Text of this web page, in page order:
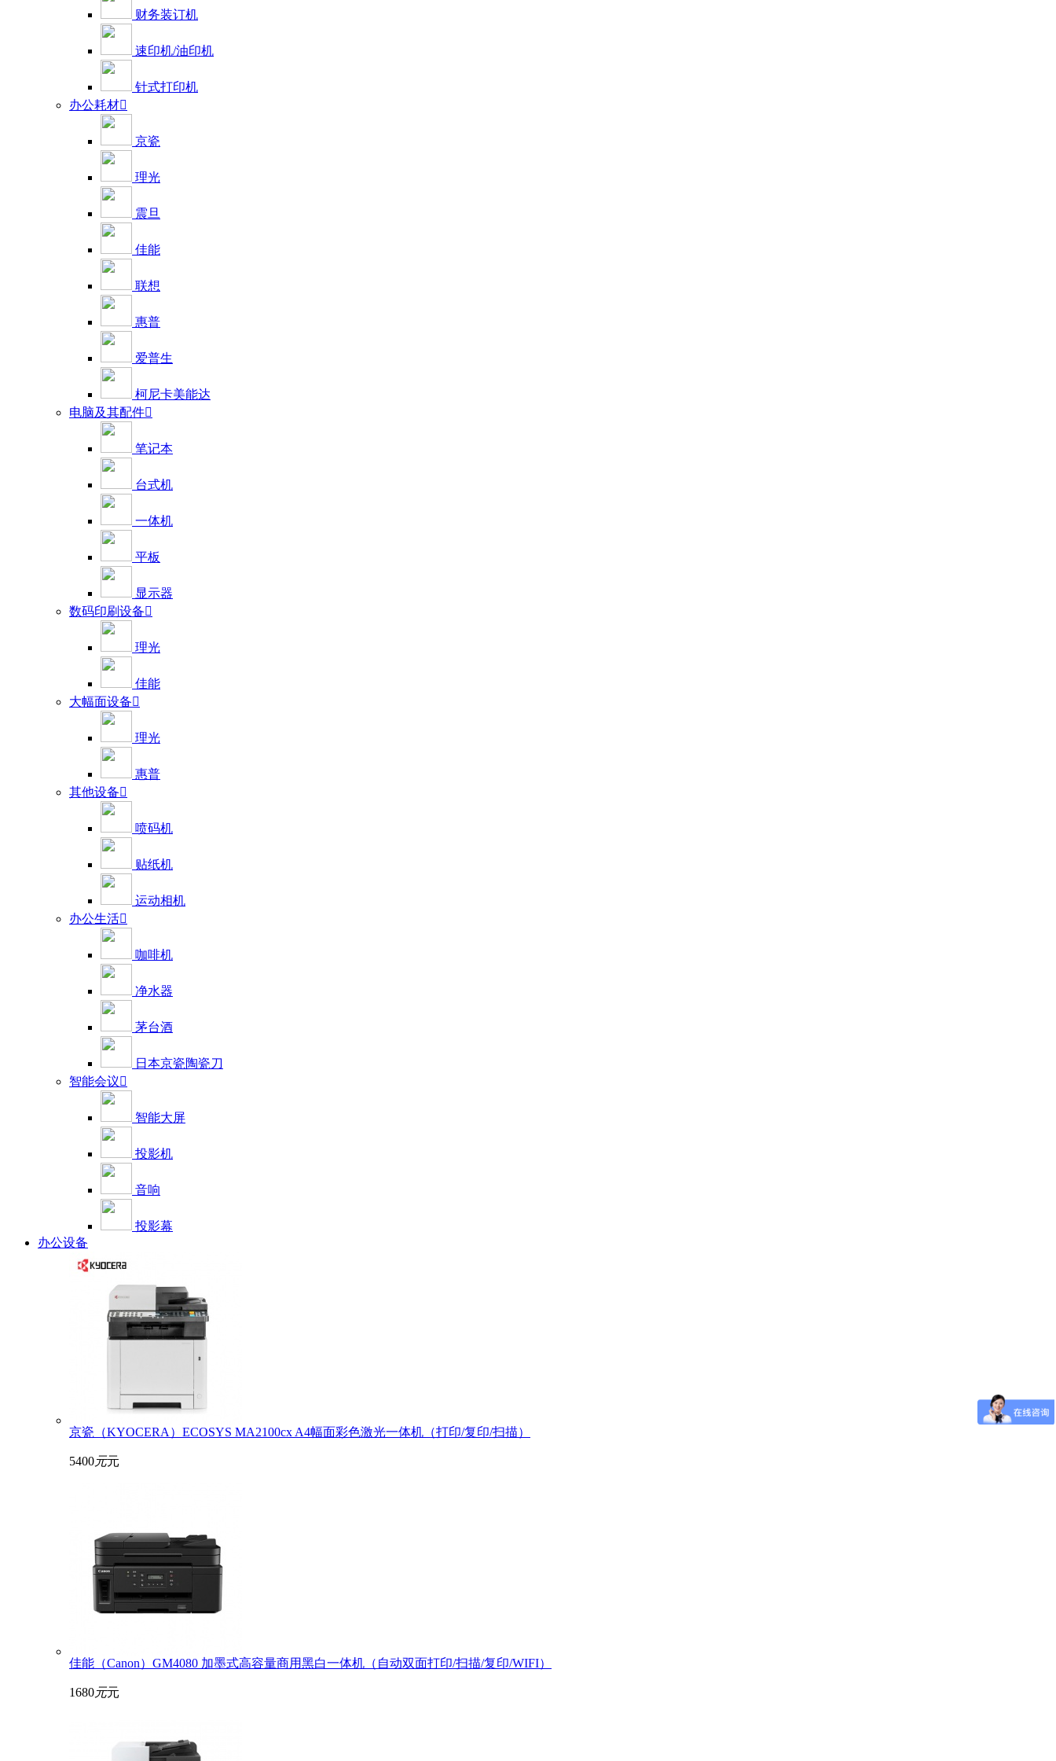
财务装订机
速印机/油印机
针式打印机
办公耗材
京瓷
理光
震旦
佳能
联想
惠普
爱普生
柯尼卡美能达
电脑及其配件
笔记本
台式机
一体机
平板
显示器
数码印刷设备
理光
佳能
大幅面设备
理光
惠普
其他设备
喷码机
贴纸机
运动相机
办公生活
咖啡机
净水器
茅台酒
日本京瓷陶瓷刀
智能会议
智能大屏
投影机
音响
投影幕
办公设备
京瓷（KYOCERA）ECOSYS MA2100cx A4幅面彩色激光一体机（打印/复印/扫描）
5400元元
佳能（Canon）GM4080 加墨式高容量商用黑白一体机（自动双面打印/扫描/复印/WIFI）
1680元元